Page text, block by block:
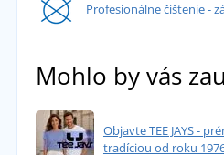
Profesionálne čištenie -
Mohlo by vás
Objavte TEE JAYS -
tradíciou od roku